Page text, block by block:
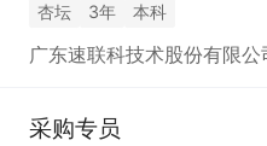
杏坛 3年 本科
广东速联科技术股份有限公
采购专员